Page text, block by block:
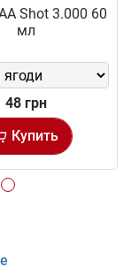
Shot 3.000 60
мл
48 грн
Купить